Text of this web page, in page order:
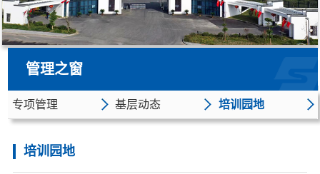
管理之窗
专项管理 基层动态 培训园地
培训园地